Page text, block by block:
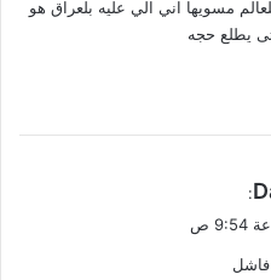
مسويها اني الي عليه بلعراق هو
يطلع حجه
: